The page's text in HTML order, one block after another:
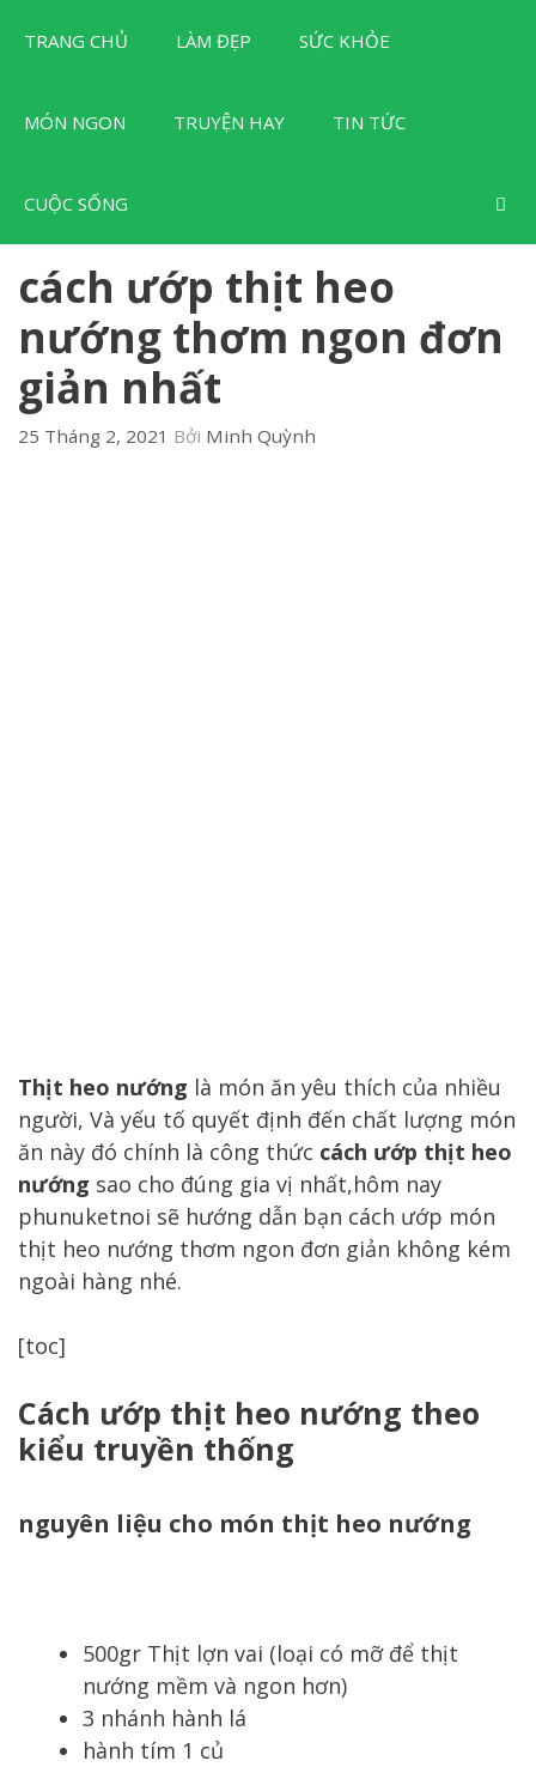
đến
dung
TRANG CHỦ LÀM ĐẸP SỨC KHỎE
MÓN NGON TRUYỆN HAY TIN TỨC
CUỘC SỐNG
cách ướp thịt heo
nướng thơm ngon đơn
giản nhất
25 Tháng 2, 2021 Bởi Minh Quỳnh
Thịt heo nướng là món ăn yêu thích của nhiều
người, Và yếu tố quyết định đến chất lượng món
ăn này đó chính là công thức cách ướp thịt heo
nướng sao cho đúng gia vị nhất,hôm nay
phunuketnoi sẽ hướng dẫn bạn cách ướp món
thịt heo nướng thơm ngon đơn giản không kém
ngoài hàng nhé.
[toc]
Cách ướp thịt heo nướng theo
kiểu truyền thống
nguyên liệu cho món thịt heo nướng
500gr Thịt lợn vai (loại có mỡ để thịt
nướng mềm và ngon hơn)
3 nhánh hành lá
hành tím 1 củ